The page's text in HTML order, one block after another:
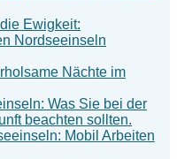
Ewigkeit:
Nordseeinseln
Nächte im
Was Sie bei der
beachten sollten.
Mobil Arbeiten